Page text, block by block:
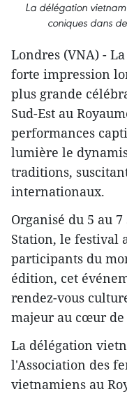
La délégation
coniques dans
Londres (VNA) -
forte impression
plus grande
Sud-Est au
performances
lumière le
traditions,
internationaux.
Organisé du 5 au
Station, le festival
participants du
édition, cet
rendez-vous
majeur au cœur de
La délégation
l'Association des
vietnamiens au